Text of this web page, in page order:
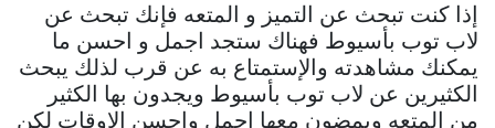
إذا كنت تبحث عن التميز و المتعه فإنك تبحث عن
لاب توب بأسيوط فهناك ستجد اجمل و احسن ما
يمكنك مشاهدته والإستمتاع به عن قرب لذلك يبحث
الكثيرين عن لاب توب بأسيوط ويجدون بها الكثير
من المتعه ويمضون معها اجمل واحسن الاوقات لكن